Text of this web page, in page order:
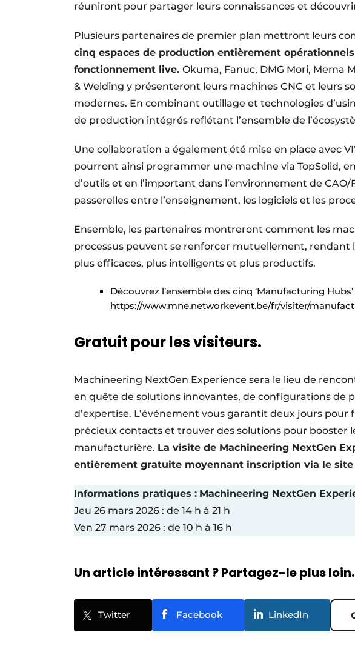
réuniront pour partager leurs connaissances et
Plusieurs partenaires de premier plan mettront leurs
cinq espaces de production entièrement
fonctionnement live. Okuma, Fanuc, DMG Mori, Mema
& Welding y présenteront leurs machines CNC et leurs
modernes. En combinant outillage et technologies
de production intégrés reflétant l’ensemble de
Une collaboration a également été mise en place avec
pourront ainsi programmer une machine via TopSolid,
d’outils et en l’important dans l’environnement de
passerelles entre l’enseignement, les logiciels et les
Ensemble, les partenaires montreront comment les
processus peuvent se renforcer mutuellement,
plus efficaces, plus intelligents et plus productifs.
Découvrez l’ensemble des cinq ‘Manufacturing Hubs’
https://www.mne.networkevent.be/fr/visiter/
Gratuit pour les visiteurs.
Machineering NextGen Experience sera le lieu de
en quête de solutions innovantes, de configurations de
d’expertise. L’événement vous garantit deux jours pour
précieux contacts et trouver des solutions pour booster
manufacturière. La visite de Machineering NextGen
entièrement gratuite moyennant inscription via le site
Informations pratiques : Machineering NextGen
Jeu 26 mars 2026 : de 14 h à 21 h
Ven 27 mars 2026 : de 10 h à 16 h
Un article intéressant ? Partagez-le plus loin.
Twitter Facebook LinkedIn